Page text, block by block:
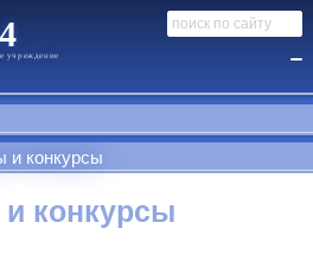
учреждение
и конкурсы
конкурсы